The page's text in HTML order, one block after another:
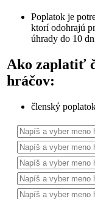
Poplatok je
ktorí odohrajú
úhrady do 10
Ako zaplatiť
hráčov:
členský